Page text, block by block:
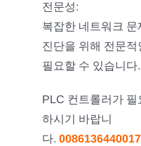
전문성:
복잡한 네트워크
진단을 위해 전문적
필요할 수 있습니다.
PLC 컨트롤러가 필
하시기 바랍니
다.